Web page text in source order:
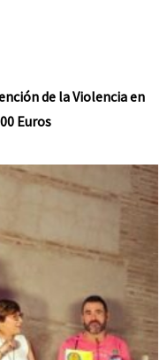
de la Violencia en
Euros